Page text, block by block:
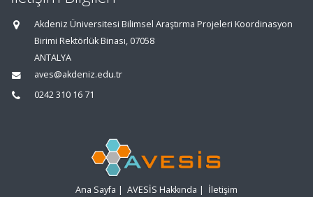
Akdeniz Üniversitesi Bilimsel Araştırma Projeleri Koordinasyon
Birimi Rektörlük Binası, 07058
ANTALYA
aves@akdeniz.edu.tr
0242 310 16 71
Ana Sayfa | AVESİS Hakkında | İletişim